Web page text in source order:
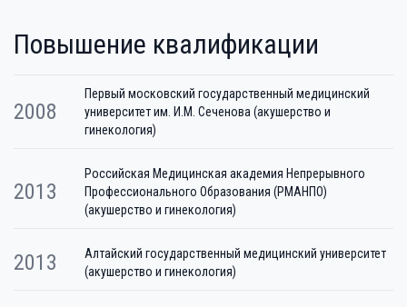
Повышение квалификации
2008
Первый московский государственный медицинский
университет им. И.М. Сеченова (акушерство и
гинекология)
2013
Российская Медицинская академия Непрерывного
Профессионального Образования (РМАНПО)
(акушерство и гинекология)
2013
Алтайский государственный медицинский университет
(акушерство и гинекология)